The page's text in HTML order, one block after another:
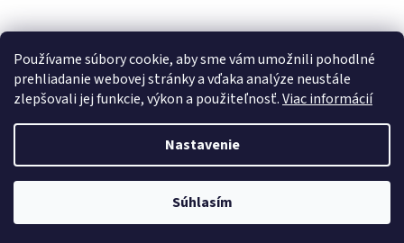
Používame súbory cookie, aby sme vám umožnili pohodlné
prehliadanie webovej stránky a vďaka analýze neustále
zlepšovali jej funkcie, výkon a použiteľnosť.Viac informácií
Nastavenie
Súhlasím
DiXi Carpathia Herbarium Nubian
Vytvoril Shoptet
Herba Drug. Všetky práva vyhradené.